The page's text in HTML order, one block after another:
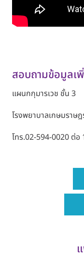
สอบถามข้อมูลเ
แผนกกุมารเวช ชั้น 3
โรงพยาบาลเกษมราษ
โทร.02-594-0020 ต่อ